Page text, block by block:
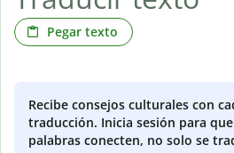
Pegar texto
Recibe consejos culturales con
traducción. Inicia sesión para
palabras conecten, no solo se